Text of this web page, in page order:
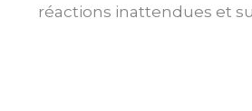
réactions inattendues et